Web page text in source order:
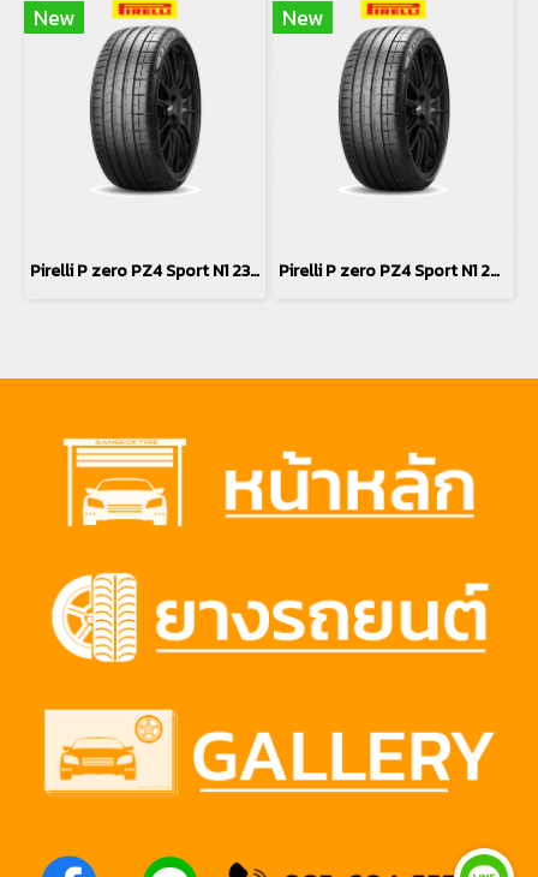
New
Pirelli P zero PZ4 Sport N1 235/40R19
New
Pirelli P zero PZ4 Sport N1 265/35R20